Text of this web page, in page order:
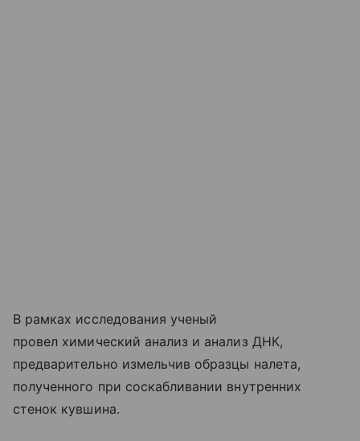
В рамках исследования ученый
провел химический анализ и анализ ДНК,
предварительно измельчив образцы налета,
полученного при соскабливании внутренних
стенок кувшина.